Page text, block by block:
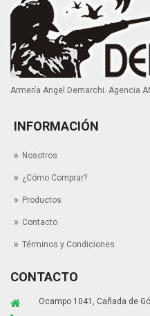
Armería Angel Demarchi. Agencia
INFORMACIÓN
Nosotros
¿Cómo Comprar?
Productos
Contacto
Términos y Condiciones
CONTACTO
Ocampo 1041, Cañada de